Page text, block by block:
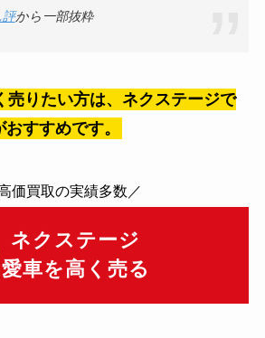
から一部抜粋
売りたい方は、ネクステージで
すすめです。
価買取の実績多数／
ネクステージ
愛車を高く売る